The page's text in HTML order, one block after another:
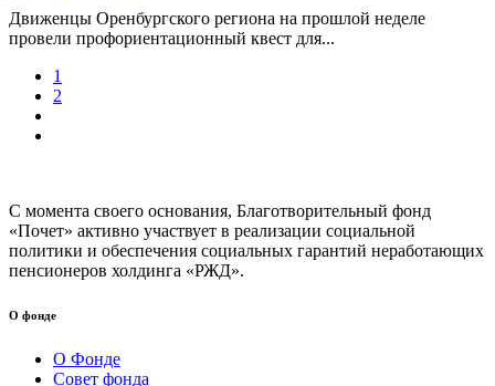
Движенцы Оренбургского региона на прошлой неделе
провели профориентационный квест для...
1
2
С момента своего основания, Благотворительный фонд
«Почет» активно участвует в реализации социальной
политики и обеспечения социальных гарантий неработающих
пенсионеров холдинга «РЖД».
О фонде
О Фонде
Совет фонда